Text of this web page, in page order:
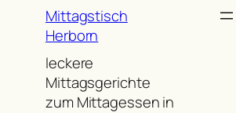
springen
Mittagstisch
Herborn
leckere
Mittagsgerichte
zum Mittagessen in